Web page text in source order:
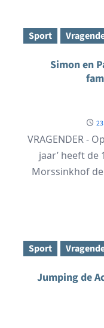
Sport
Simon en
VRAGENDER -
jaar’ heeft
Morssinkhof
Sport
Jumping de